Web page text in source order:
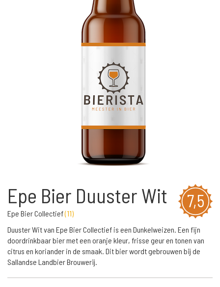
7,5
Epe Bier Duuster Wit
Epe Bier Collectief(11)
Duuster Wit van Epe Bier Collectief is een Dunkelweizen. Een fijn
doordrinkbaar bier met een oranje kleur, frisse geur en tonen van
citrus en koriander in de smaak. Dit bier wordt gebrouwen bij de
Sallandse Landbier Brouwerij.